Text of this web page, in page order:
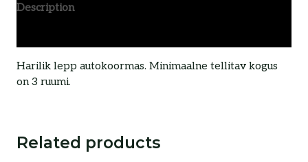
Description
Harilik lepp autokoormas. Minimaalne tellitav kogus
on 3 ruumi.
Related products